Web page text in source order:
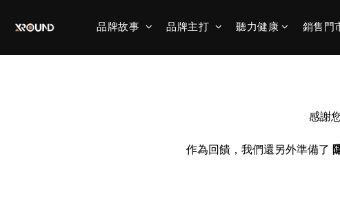
品牌故事 品牌主打 聽力健康 銷售門
感謝
作為回饋，我們還另外準備了